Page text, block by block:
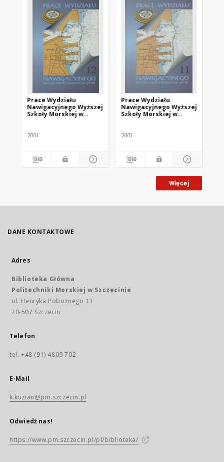
Prace Wydziału
Nawigacyjnego Wyższej
Szkoły Morskiej w
2001
Prace Wydziału
Nawigacyjnego Wyższej
Szkoły Morskiej w
2001
Więcej
DANE KONTAKTOWE
Adres
Biblioteka Główna
Politechniki Morskiej w Szczecinie
ul. Henryka Pobożnego 11
70-507 Szczecin
Telefon
tel. +48 (91) 4809 702
E-Mail
k.kuzian@pm.szczecin.pl
Odwiedź nas!
https://www.pm.szczecin.pl/pl/biblioteka/